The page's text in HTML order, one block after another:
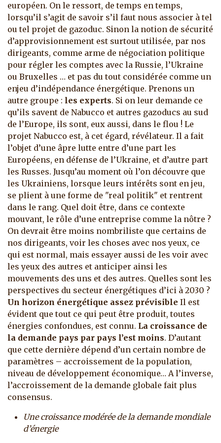
européen. On le ressort, de temps en temps,
lorsqu’il s’agit de savoir s’il faut nous associer à tel
ou tel projet de gazoduc. Sinon la notion de sécurité
d’approvisionnement est surtout utilisée, par nos
dirigeants, comme arme de négociation politique
pour régler les comptes avec la Russie, l’Ukraine
ou Bruxelles … et pas du tout considérée comme un
enjeu d’indépendance énergétique. Prenons un
autre groupe : les experts. Si on leur demande ce
qu’ils savent de Nabucco et autres gazoducs au sud
de l’Europe, ils sont, eux aussi, dans le flou ! Le
projet Nabucco est, à cet égard, révélateur. Il a fait
l’objet d’une âpre lutte entre d’une part les
Européens, en défense de l’Ukraine, et d’autre part
les Russes. Jusqu’au moment où l’on découvre que
les Ukrainiens, lorsque leurs intérêts sont en jeu,
se plient à une forme de "real politik" et rentrent
dans le rang. Quel doit être, dans ce contexte
mouvant, le rôle d’une entreprise comme la nôtre ?
On devrait être moins nombriliste que certains de
nos dirigeants, voir les choses avec nos yeux, ce
qui est normal, mais essayer aussi de les voir avec
les yeux des autres et anticiper ainsi les
mouvements des uns et des autres. Quelles sont les
perspectives du secteur énergétiques d’ici à 2030 ?
Un horizon énergétique assez prévisible Il est
évident que tout ce qui peut être produit, toutes
énergies confondues, est connu. La croissance de
la demande pays par pays l’est moins. D’autant
que cette dernière dépend d’un certain nombre de
paramètres – accroissement de la population,
niveau de développement économique… A l’inverse,
l’accroissement de la demande globale fait plus
consensus.
Une croissance modérée de la demande mondiale
d’énergie